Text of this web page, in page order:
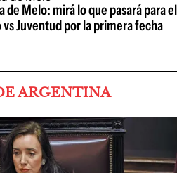
de Melo: mirá lo que pasará para el
Juventud por la primera fecha
ARGENTINA